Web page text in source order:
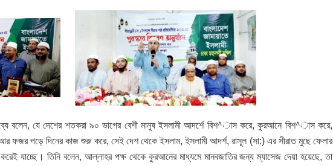
বলেন, যে দেশের শতকরা ৯০ ভাগের বেশী মানুষ ইসলামী আদর্শে বিশ^াস করে, কুরআনে বিশ^াস করে,
ফজর পড়ে দিনের কাজ শুরু করে, সেই দেশ থেকে ইসলাম, ইসলামী আদর্শ, রাসূল (সা:) এর সীরাত মুছে ফেলার
যাচ্ছে। তিনি বলেন, আল্লাহর পক্ষ থেকে কুরআনের মাধ্যমে মানবজাতির জন্য ম্যাসেজ দেয়া হয়েছে, তা